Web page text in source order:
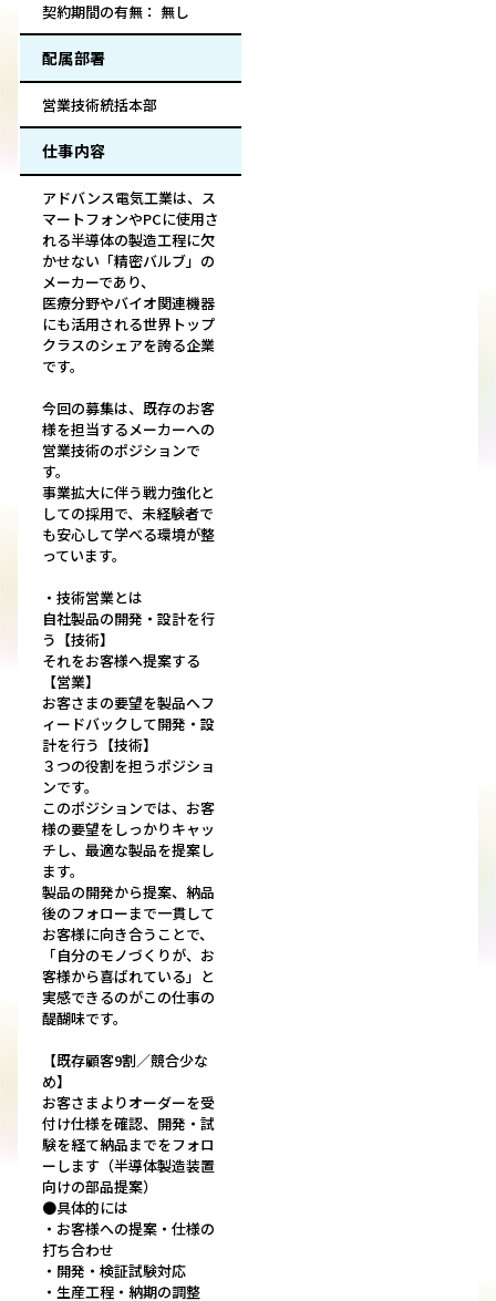
契約期間の有無： 無し
配属部署
営業技術統括本部
仕事内容
アドバンス電気工業は、ス
マートフォンやPCに使用さ
れる半導体の製造工程に欠
かせない「精密バルブ」の
メーカーであり、
医療分野やバイオ関連機器
にも活用される世界トップ
クラスのシェアを誇る企業
です。
今回の募集は、既存のお客
様を担当するメーカーへの
営業技術のポジションで
す。
事業拡大に伴う戦力強化と
しての採用で、未経験者で
も安心して学べる環境が整
っています。
・技術営業とは
自社製品の開発・設計を行
う【技術】
それをお客様へ提案する
【営業】
お客さまの要望を製品へフ
ィードバックして開発・設
計を行う【技術】
３つの役割を担うポジショ
ンです。
このポジションでは、お客
様の要望をしっかりキャッ
チし、最適な製品を提案し
ます。
製品の開発から提案、納品
後のフォローまで一貫して
お客様に向き合うことで、
「自分のモノづくりが、お
客様から喜ばれている」と
実感できるのがこの仕事の
醍醐味です。
【既存顧客9割／競合少な
め】
お客さまよりオーダーを受
付け仕様を確認、開発・試
験を経て納品までをフォロ
ーします（半導体製造装置
向けの部品提案）
●具体的には
・お客様への提案・仕様の
打ち合わせ
・開発・検証試験対応
・生産工程・納期の調整